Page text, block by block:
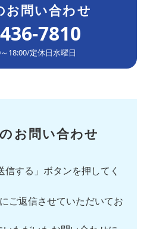
お問い合わせ
7810
18:00/定休日水曜日
お問い合わせ
する」ボタンを押してく
ご返信させていただいてお